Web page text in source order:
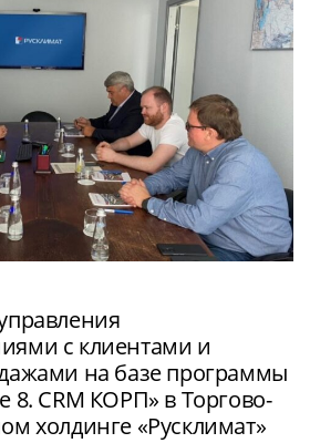
с клиентами и
на базе программы
8. CRM КОРП» в Торгово-
холдинге «Русклимат»